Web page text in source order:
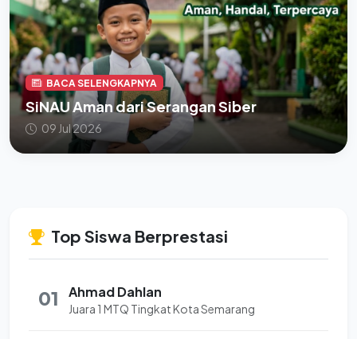
BACA SELENGKAPNYA
SiNAU Aman dari Serangan Siber
09 Jul 2026
Top Siswa Berprestasi
01 Ahmad Dahlan
Juara 1 MTQ Tingkat Kota Semarang